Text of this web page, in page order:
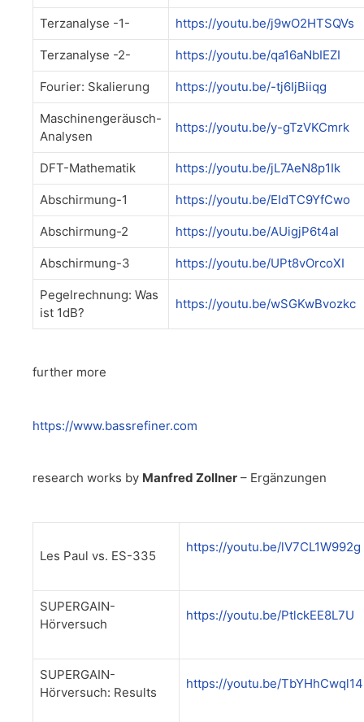
Terzanalyse -1- https://youtu.be/j9wO2HTSQVs
Terzanalyse -2- https://youtu.be/qa16aNbIEZI
Fourier: Skalierung https://youtu.be/-tj6IjBiiqg
Maschinengeräusch-
Analysen
https://youtu.be/y-gTzVKCmrk
DFT-Mathematik https://youtu.be/jL7AeN8p1Ik
Abschirmung-1 https://youtu.be/EIdTC9YfCwo
Abschirmung-2 https://youtu.be/AUigjP6t4aI
Abschirmung-3 https://youtu.be/UPt8vOrcoXI
Pegelrechnung: Was
ist 1dB?
https://youtu.be/wSGKwBvozkc
further more
https://www.bassrefiner.com
research works by Manfred Zollner – Ergänzungen
Les Paul vs. ES-335
https://youtu.be/lV7CL1W992g
SUPERGAIN-
Hörversuch
https://youtu.be/PtlckEE8L7U
SUPERGAIN-
Hörversuch: Results
https://youtu.be/TbYHhCwql14